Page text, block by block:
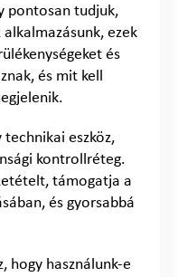
pontosan tudjuk,
ezek
és
és mit kell
technikai eszköz,
kontrollréteg.
támogatja a
és gyorsabbá
hogy használunk-e